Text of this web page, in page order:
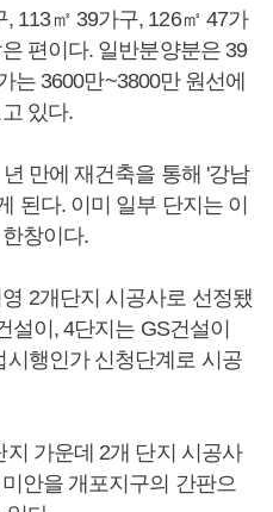
113㎡ 39가구, 126㎡ 47가
편이다. 일반분양분은 39
는 3600만~3800만 원선에
있다.
만에 재건축을 통해 '강남
된다. 이미 일부 단지는 이
창이다.
2개단지 시공사로 선정됐
이, 4단지는 GS건설이
행인가 신청단계로 시공
가운데 2개 단지 시공사
안을 개포지구의 간판으